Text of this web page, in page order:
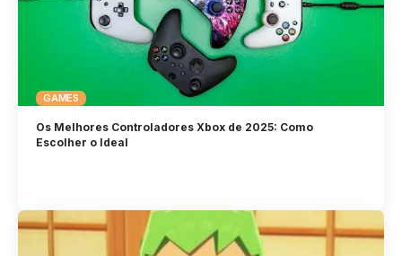
GAMES
Os Melhores Controladores Xbox de 2025: Como
Escolher o Ideal